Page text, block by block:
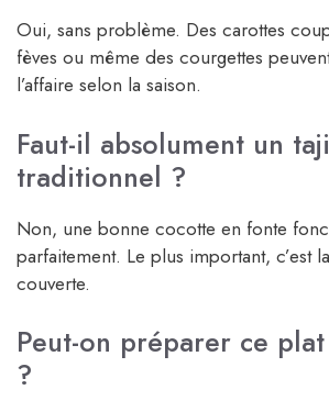
Oui, sans problème. Des carottes
fèves ou même des courgettes
l’affaire selon la saison.
Faut-il absolument un
traditionnel ?
Non, une bonne cocotte en fonte
parfaitement. Le plus important, c’est
couverte.
Peut-on préparer ce plat
?